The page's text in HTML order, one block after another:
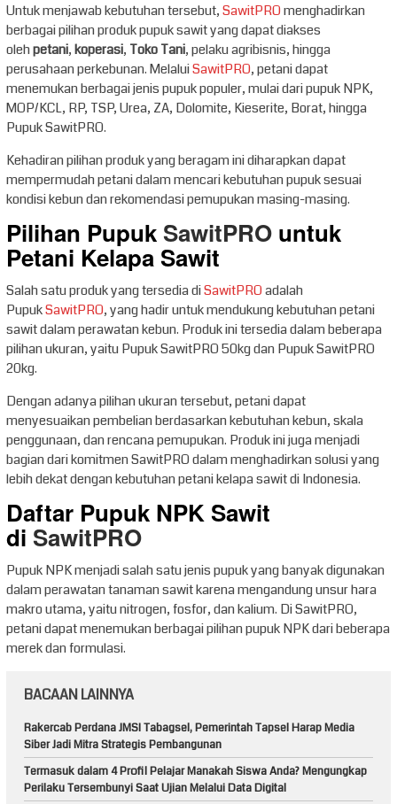
Untuk menjawab kebutuhan tersebut,SawitPROmenghadirkan
berbagai pilihan produk pupuk sawit yang dapat diakses
olehpetani,koperasi, Toko Tani, pelaku agribisnis, hingga
perusahaan perkebunan. MelaluiSawitPRO, petani dapat
menemukan berbagai jenis pupuk populer, mulai dari pupuk NPK,
MOP/KCL, RP, TSP, Urea, ZA, Dolomite, Kieserite, Borat, hingga
Pupuk SawitPRO.
Kehadiran pilihan produk yang beragam ini diharapkan dapat
mempermudah petani dalam mencari kebutuhan pupuk sesuai
kondisi kebun dan rekomendasi pemupukan masing-masing.
Pilihan PupukSawitPROuntuk
Petani Kelapa Sawit
Salah satu produk yang tersedia diSawitPROadalah
PupukSawitPRO, yang hadir untuk mendukung kebutuhan petani
sawit dalam perawatan kebun. Produk ini tersedia dalam beberapa
pilihan ukuran, yaitu Pupuk SawitPRO 50kg dan Pupuk SawitPRO
20kg.
Dengan adanya pilihan ukuran tersebut, petani dapat
menyesuaikan pembelian berdasarkan kebutuhan kebun, skala
penggunaan, dan rencana pemupukan. Produk ini juga menjadi
bagian dari komitmen SawitPRO dalam menghadirkan solusi yang
lebih dekat dengan kebutuhan petani kelapa sawit di Indonesia.
Daftar Pupuk NPK Sawit
diSawitPRO
Pupuk NPK menjadi salah satu jenis pupuk yang banyak digunakan
dalam perawatan tanaman sawit karena mengandung unsur hara
makro utama, yaitu nitrogen, fosfor, dan kalium. Di SawitPRO,
petani dapat menemukan berbagai pilihan pupuk NPK dari beberapa
merek dan formulasi.
BACAAN LAINNYA
Rakercab Perdana JMSI Tabagsel, Pemerintah Tapsel Harap Media
Siber Jadi Mitra Strategis Pembangunan
Termasuk dalam 4 Profil Pelajar Manakah Siswa Anda? Mengungkap
Perilaku Tersembunyi Saat Ujian Melalui Data Digital